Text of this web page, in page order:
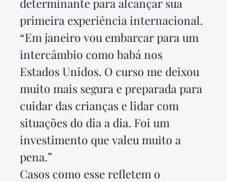
determinante para alcançar sua
primeira experiência internacional.
“Em janeiro vou embarcar para um
intercâmbio como babá nos
Estados Unidos. O curso me deixou
muito mais segura e preparada para
cuidar das crianças e lidar com
situações do dia a dia. Foi um
investimento que valeu muito a
pena.”
Casos como esse refletem o